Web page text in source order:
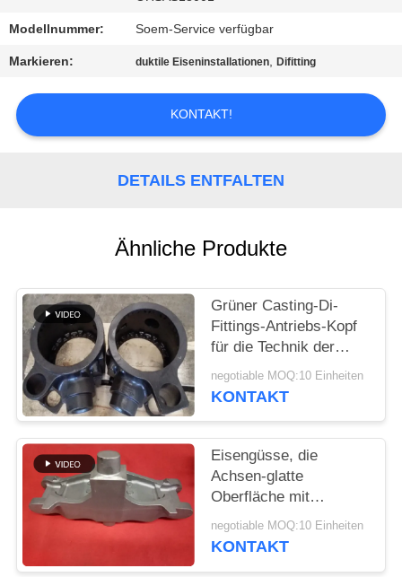
VERBINDUNG
NACHRICHTEN
SITEMAP
PRIVACY
POLICY
Modellnummer: Soem-Service verfügbar
Markieren: duktile Eiseninstallationen,Difitting
KONTAKT!
DETAILS ENTFALTEN
Ähnliche Produkte
Grüner Casting-Di-
Fittings-Antriebs-Kopf
für die Technik der
Maschinerie
negotiable MOQ:10 Einheiten
KONTAKT
Eisengüsse, die
Achsen-glatte
Oberfläche mit
genauem Maß steuern
negotiable MOQ:10 Einheiten
KONTAKT